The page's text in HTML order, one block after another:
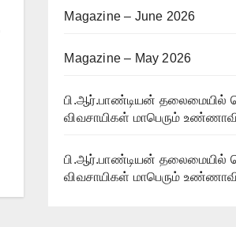
Magazine – June 2026
Magazine – May 2026
பி.ஆர்.பாண்டியன் தலைமையில்
விவசாயிகள் மாபெரும்
பி.ஆர்.பாண்டியன் தலைமையில்
விவசாயிகள் மாபெரும்